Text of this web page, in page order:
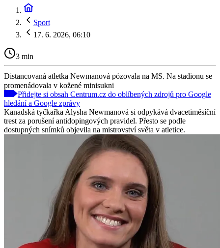
Sport
17. 6. 2026, 06:10
3 min
Distancovaná atletka Newmanová pózovala na MS. Na stadionu se
promenádovala v kožené minisukni
Přidejte si obsah Centrum.cz do oblíbených zdrojů pro Google
hledání a Google zprávy
Kanadská tyčkařka Alysha Newmanová si odpykává dvacetiměsíční
trest za porušení antidopingových pravidel. Přesto se podle
dostupných snímků objevila na mistrovství světa v atletice.